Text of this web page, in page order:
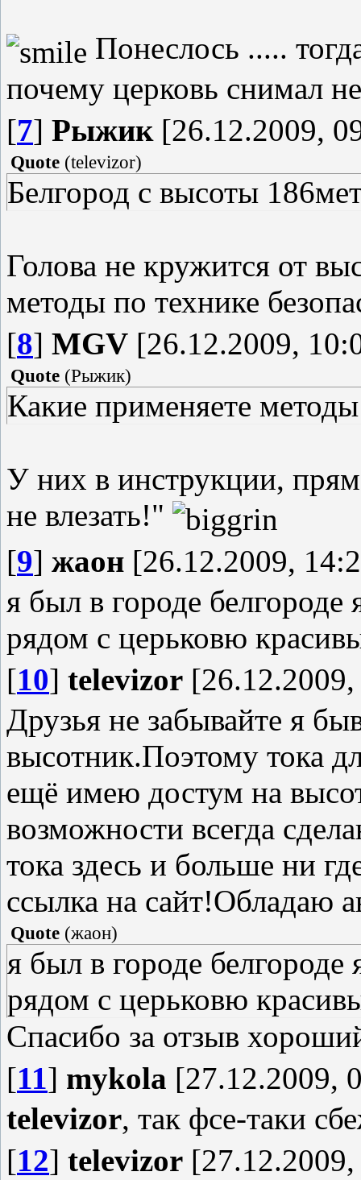
Понеслось .....
почему церковь снимал
[7] Рыжик[26.12.2009,
Quote (televizor)
Белгород с высоты
Голова не кружится от
методы по технике
[8] MGV [26.12.2009,
Quote (Рыжик)
Какие применяете
У них в инструкции,
не влезать!"
[9] жаон [26.12.2009,
я был в городе белгороде
рядом с церьковю
[10] televizor
Друзья не забывайте я
высотник.Поэтому тока
ещё имею достум на
возможности всегда
тока здесь и больше ни
ссылка на сайт!Обладаю
Quote (жаон)
я был в городе белгороде
рядом с церьковю
Спасибо за отзыв
[11] mykola [27.12.2009,
televizor, так фсе-таки
[12] televizor